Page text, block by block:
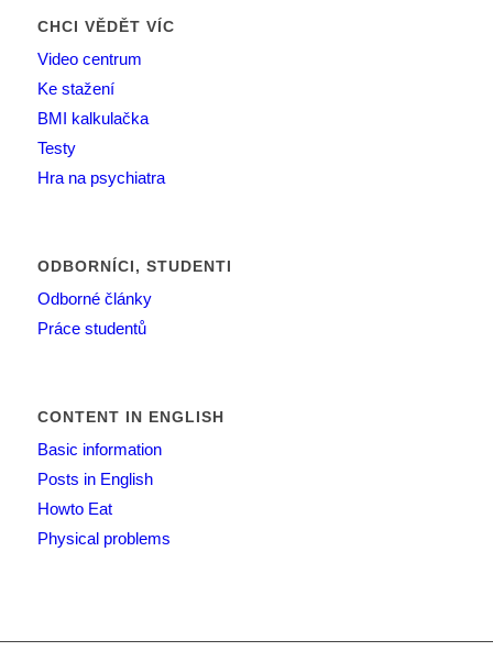
CHCI VĚDĚT VÍC
Video centrum
Ke stažení
BMI kalkulačka
Testy
Hra na psychiatra
ODBORNÍCI, STUDENTI
Odborné články
Práce studentů
CONTENT IN ENGLISH
Basic information
Posts in English
Howto Eat
Physical problems